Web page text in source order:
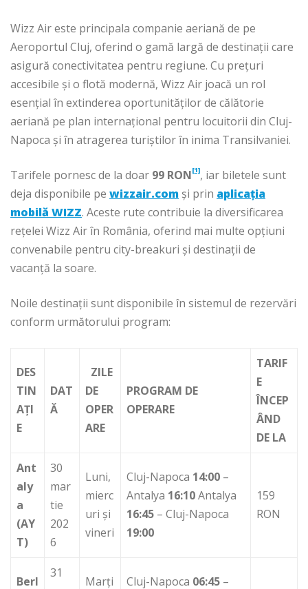
Wizz Air este principala companie aeriană de pe
Aeroportul Cluj, oferind o gamă largă de destinații care
asigură conectivitatea pentru regiune. Cu prețuri
accesibile și o flotă modernă, Wizz Air joacă un rol
esențial în extinderea oportunităților de călătorie
aeriană pe plan internațional pentru locuitorii din Cluj-
Napoca și în atragerea turiștilor în inima Transilvaniei.
Tarifele pornesc de la doar 99 RON[1], iar biletele sunt
deja disponibile pe wizzair.com și prin aplicația
mobilă WIZZ. Aceste rute contribuie la diversificarea
rețelei Wizz Air în România, oferind mai multe opțiuni
convenabile pentru city-breakuri și destinații de
vacanță la soare.
Noile destinații sunt disponibile în sistemul de rezervări
conform următorului program:
DES
TIN
AȚI
E
DAT
Ă
ZILE
DE
OPER
ARE
PROGRAM DE
OPERARE
TARIF
E
ÎNCEP
ÂND
DE LA
Ant
aly
a
(AY
T)
30
mar
tie
202
6
Luni,
mierc
uri și
vineri
Cluj-Napoca 14:00 –
Antalya 16:10Antalya
16:45 – Cluj-Napoca
19:00
159
RON
Berl
31
Marți Cluj-Napoca 06:45 –